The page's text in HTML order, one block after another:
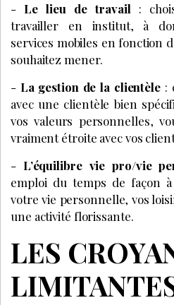
-Le lieu de travail :
travailler en institut, à
services mobiles en fonction
souhaitez mener.
-La gestion de la clientèle:
avec une clientèle bien
vos valeurs personnelles,
vraiment étroite avec vos
- L’équilibre vie pro/vie
emploi du temps de façon
votre vie personnelle, vos
une activité florissante.
LES